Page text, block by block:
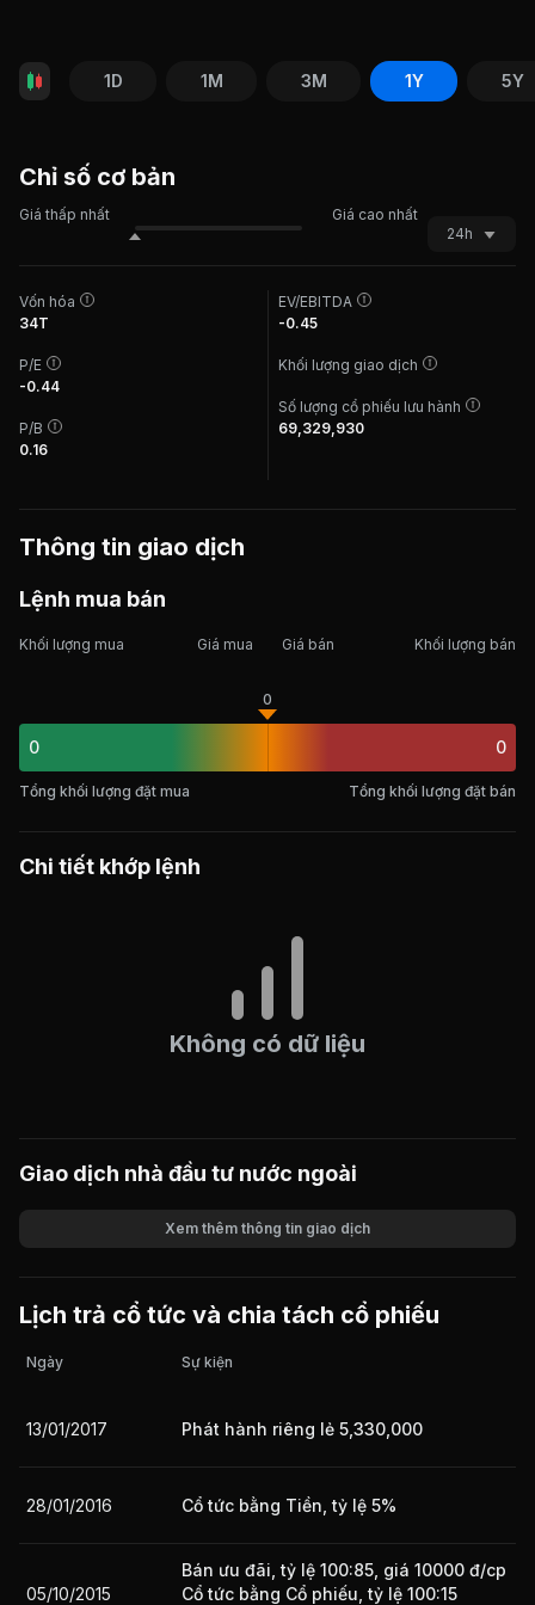
1D 1M 3M 1Y 5Y
Chỉ số cơ bản
Giá thấp nhất
Giá cao nhất
24h
Vốn hóa
34T
P/E
-0.44
P/B
0.16
EV/EBITDA
-0.45
Khối lượng giao dịch
Số lượng cổ phiếu lưu hành
69,329,930
Thông tin giao dịch
Lệnh mua bán
Khối lượng mua Giá mua Giá bán Khối lượng bán
0
0
0
Tổng khối lượng đặt mua Tổng khối lượng đặt bán
Chi tiết khớp lệnh
Không có dữ liệu
Giao dịch nhà đầu tư nước ngoài
Giá trị giao dịch
Xem thêm thông tin giao dịch
Lịch trả cổ tức và chia tách cổ phiếu
Ngày Sự kiện
13/01/2017 Phát hành riêng lẻ 5,330,000
28/01/2016 Cổ tức bằng Tiền, tỷ lệ 5%
05/10/2015
Bán ưu đãi, tỷ lệ 100:85, giá 10000 đ/cp
Cổ tức bằng Cổ phiếu, tỷ lệ 100:15